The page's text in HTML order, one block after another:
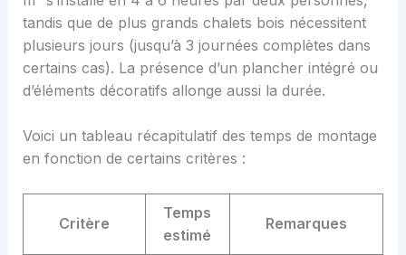
tandis que de plus grands chalets bois nécessitent
plusieurs jours (jusqu’à 3 journées complètes dans
certains cas). La présence d’un plancher intégré ou
d’éléments décoratifs allonge aussi la durée.
Voici un tableau récapitulatif des temps de montage
en fonction de certains critères :
Critère
Temps
estimé
Remarques